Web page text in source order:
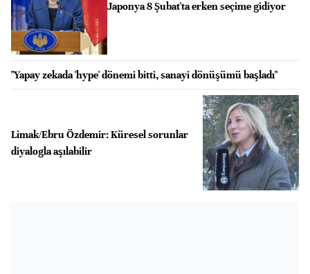
Japonya 8 Şubat'ta erken seçime gidiyor
"Yapay zekada 'hype' dönemi bitti, sanayi dönüşümü başladı"
Limak/Ebru Özdemir: Küresel sorunlar
diyalogla aşılabilir